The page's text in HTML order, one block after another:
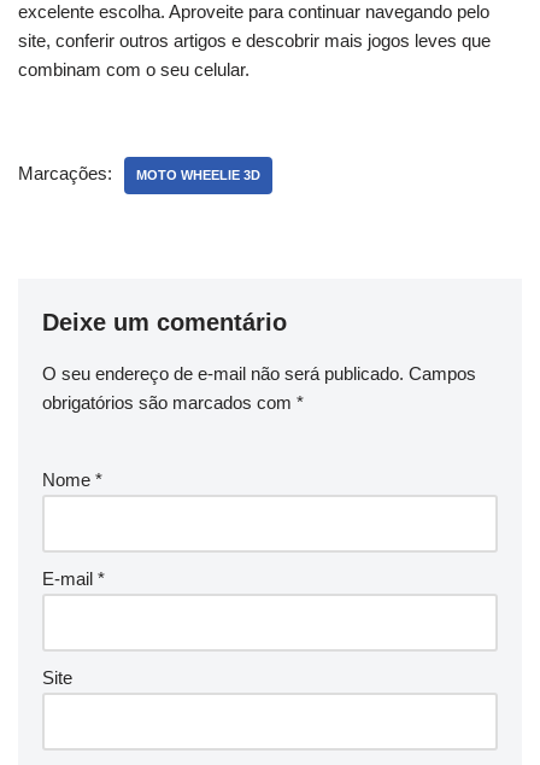
excelente escolha. Aproveite para continuar navegando pelo
site, conferir outros artigos e descobrir mais jogos leves que
combinam com o seu celular.
Marcações: MOTO WHEELIE 3D
Deixe um comentário
O seu endereço de e-mail não será publicado. Campos
obrigatórios são marcados com *
Nome *
E-mail *
Site